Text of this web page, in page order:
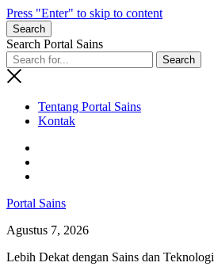
Press "Enter" to skip to content
Search
Search Portal Sains
Tentang Portal Sains
Kontak
Portal Sains
Agustus 7, 2026
Lebih Dekat dengan Sains dan Teknologi